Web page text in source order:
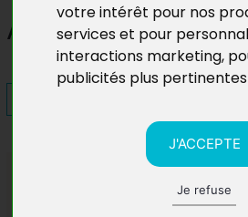
votre intérêt pour nos
services et pour
interactions marketing,
publicités plus
J'ACCEPTE
Je refuse
Accueil 72
A lire également